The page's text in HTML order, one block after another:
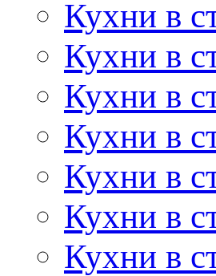
Кухни в
Кухни в
Кухни в
Кухни в
Кухни в
Кухни в
Кухни в